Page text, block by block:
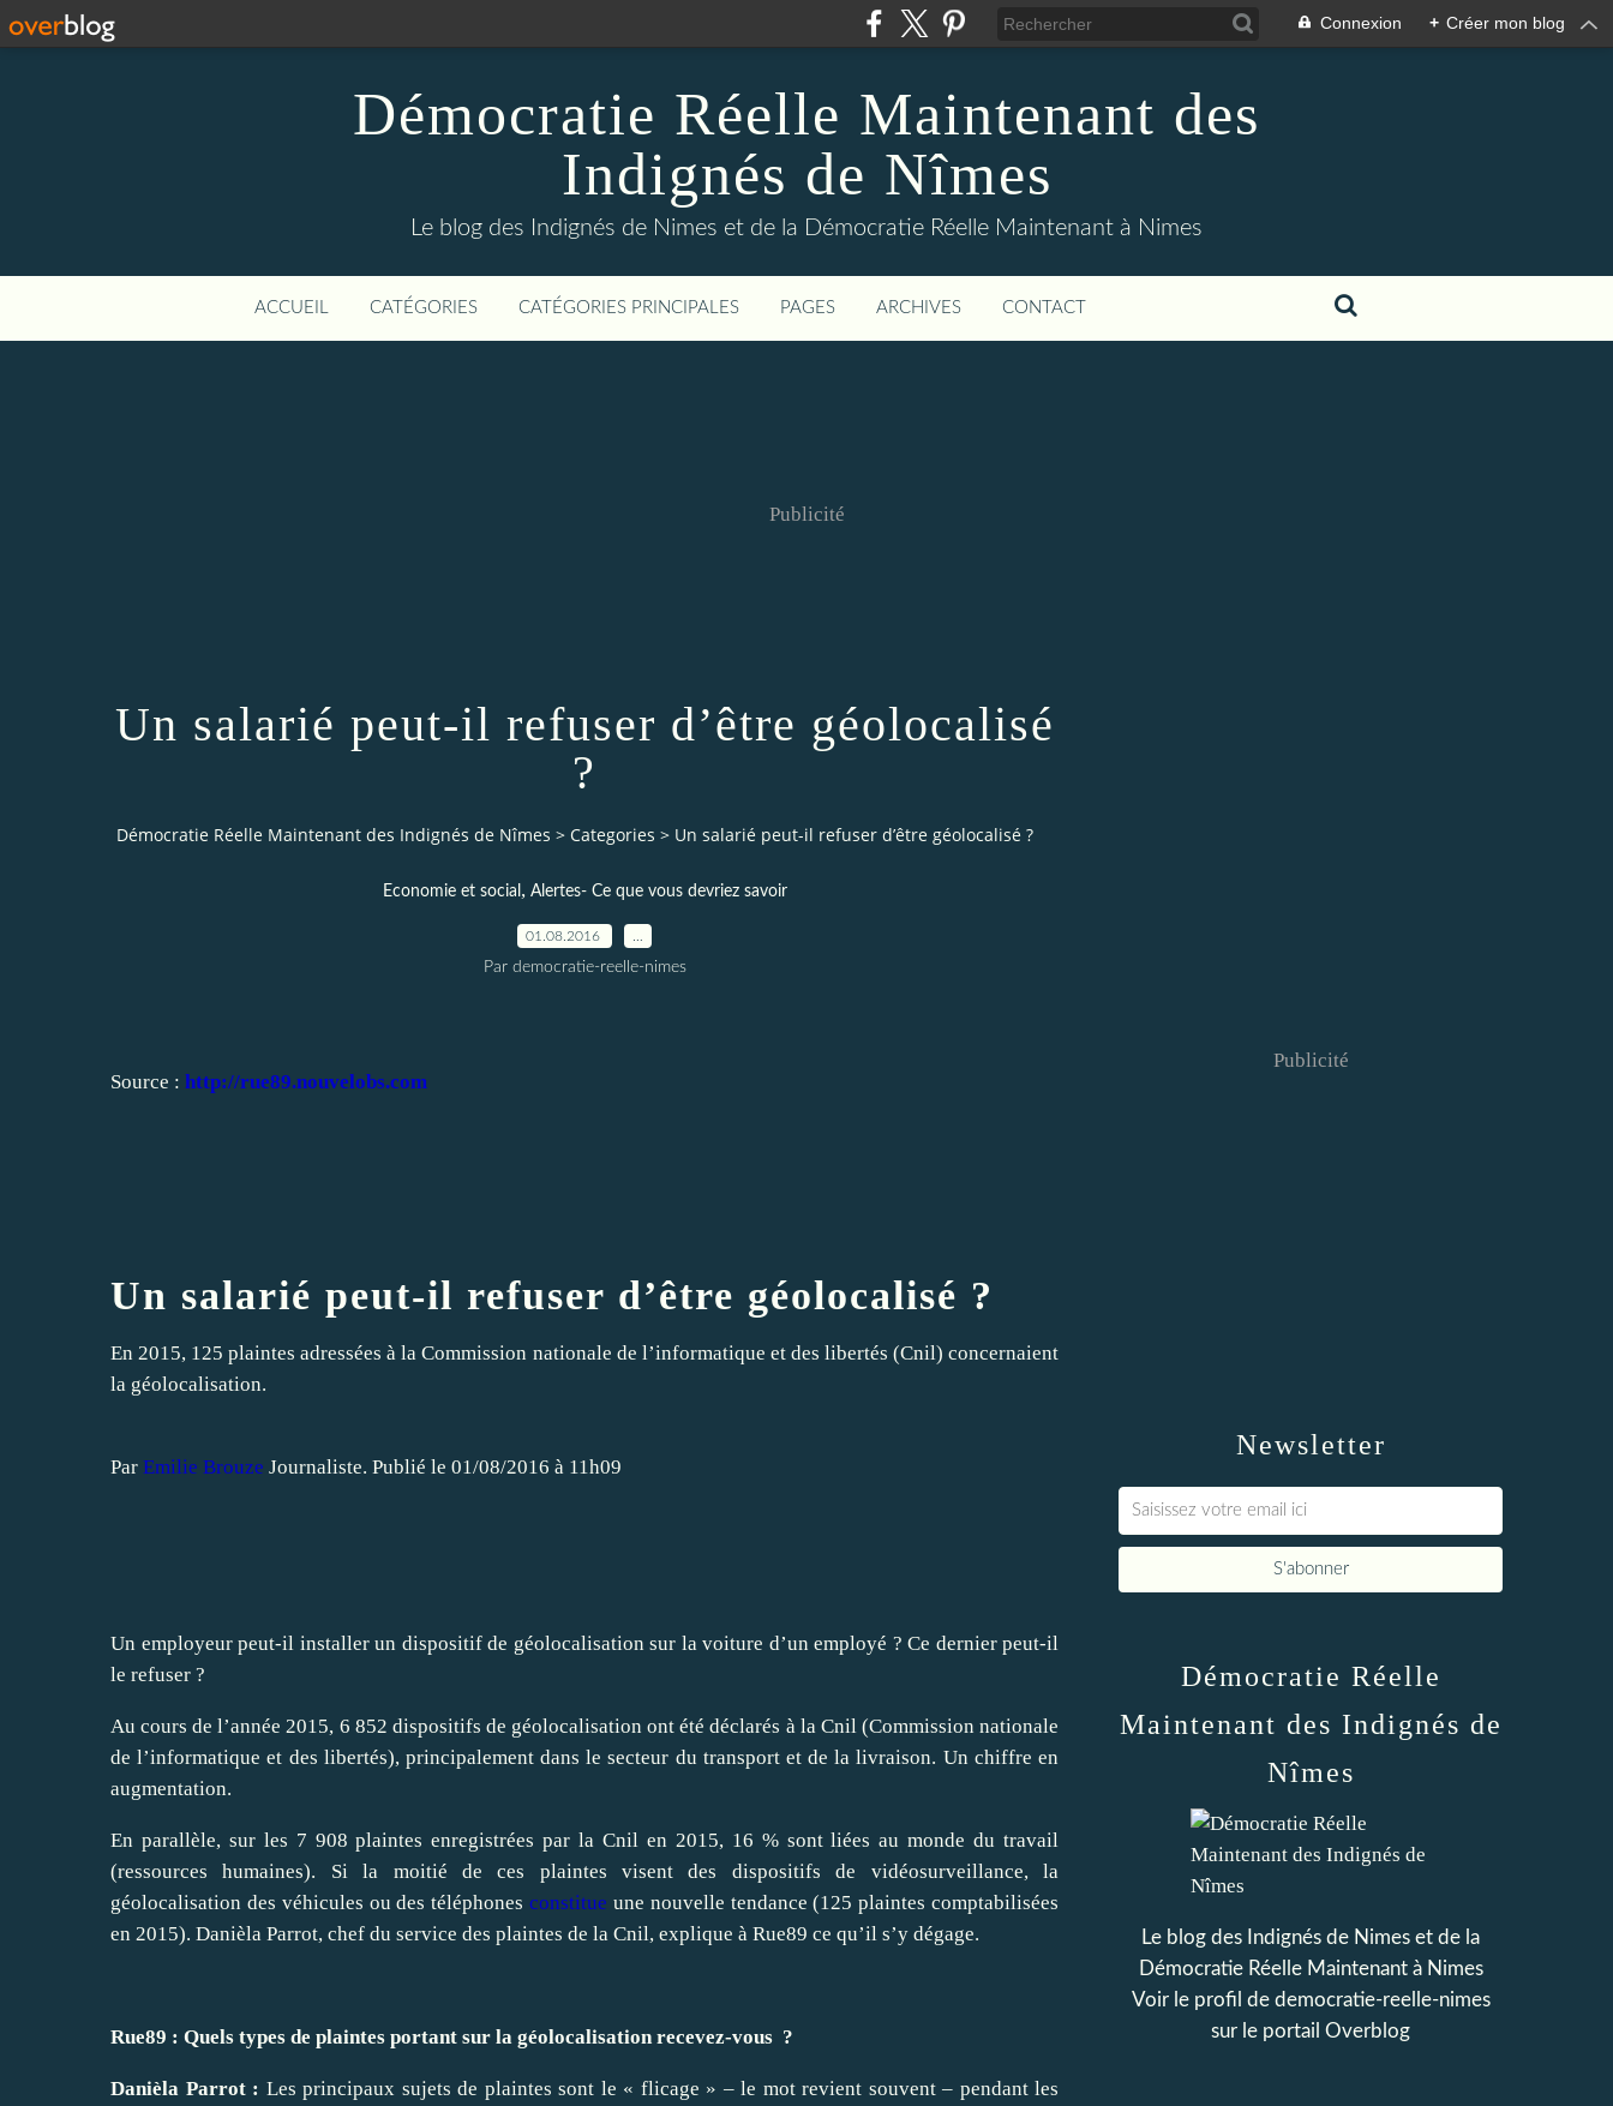
Connexion + Créer mon blog
Démocratie Réelle Maintenant des
Indignés de Nîmes
Le blog des Indignés de Nimes et de la Démocratie Réelle Maintenant à Nimes
ACCUEIL CATÉGORIES CATÉGORIES PRINCIPALES PAGES ARCHIVES CONTACT
Publicité
Un salarié peut-il refuser d’être géolocalisé
?
Démocratie Réelle Maintenant des Indignés de Nîmes > Categories > Un salarié peut-il refuser d’être géolocalisé ?
Economie et social , Alertes- Ce que vous devriez savoir
01.08.2016
Par democratie-reelle-nimes
Source : http://rue89.nouvelobs.com
Un salarié peut-il refuser d’être géolocalisé ?
En 2015, 125 plaintes adressées à la Commission nationale de l’informatique et des libertés (Cnil) concernaient
la géolocalisation.
Par Emilie Brouze Journaliste. Publié le 01/08/2016 à 11h09
Un employeur peut-il installer un dispositif de géolocalisation sur la voiture d’un employé ? Ce dernier peut-il
le refuser ?
Au cours de l’année 2015, 6 852 dispositifs de géolocalisation ont été déclarés à la Cnil (Commission nationale
de l’informatique et des libertés), principalement dans le secteur du transport et de la livraison. Un chiffre en
augmentation.
En parallèle, sur les 7 908 plaintes enregistrées par la Cnil en 2015, 16 % sont liées au monde du travail
(ressources humaines). Si la moitié de ces plaintes visent des dispositifs de vidéosurveillance, la
géolocalisation des véhicules ou des téléphones constitue une nouvelle tendance (125 plaintes comptabilisées
en 2015). Danièla Parrot, chef du service des plaintes de la Cnil, explique à Rue89 ce qu’il s’y dégage.
Rue89 : Quels types de plaintes portant sur la géolocalisationrecevez-vous ?
Danièla Parrot : Les principaux sujets de plaintes sont le « flicage » – le mot revient souvent – pendant les
Newsletter
Publicité
Démocratie Réelle
Maintenant des Indignés de
Nîmes
Le blog des Indignés de Nimes et de la
Démocratie Réelle Maintenant à Nimes
Voir le profil de democratie-reelle-nimes
sur le portail Overblog